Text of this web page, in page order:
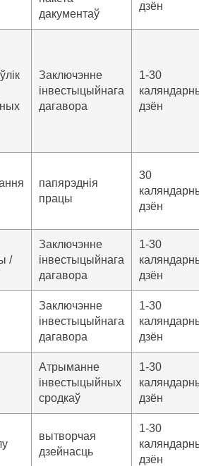
дакументаў
дзён
Заключэнне
інвестыцыйнага
дагавора
1-30
дзён
папярэднія
працы
30
дзён
/
Заключэнне
інвестыцыйнага
дагавора
1-30
дзён
Заключэнне
інвестыцыйнага
дагавора
1-30
дзён
Атрыманне
інвестыцыйных
сродкаў
1-30
дзён
вытворчая
дзейнасць
1-30
дзён